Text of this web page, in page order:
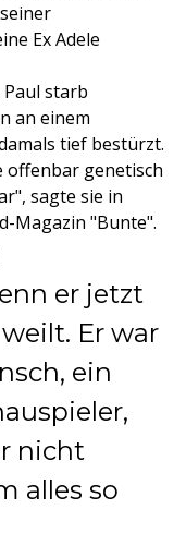
Ex Adele
starb
an einem
tief bestürzt.
offenbar genetisch
sagte sie in
Magazin "Bunte".
er jetzt
Er war
ein
nicht
alles so